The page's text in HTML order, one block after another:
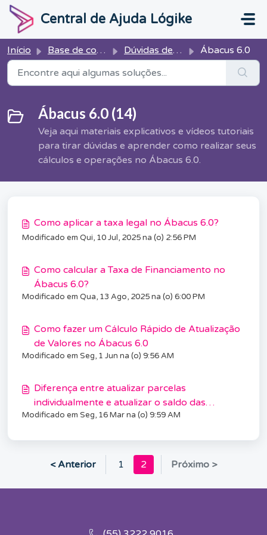
Ir para o conteúdo principal
Central de Ajuda Lógike
Início Base de conhecimento Dúvidas de Cálculo Ábacus 6.0
Ábacus 6.0 (14)
Veja aqui materiais explicativos e vídeos tutoriais
para tirar dúvidas e aprender como realizar seus
cálculos e operações no Ábacus 6.0.
Como aplicar a taxa legal no Ábacus 6.0?
Modificado em Qui, 10 Jul, 2025 na (o) 2:56 PM
Como calcular a Taxa de Financiamento no
Ábacus 6.0?
Modificado em Qua, 13 Ago, 2025 na (o) 6:00 PM
Como fazer um Cálculo Rápido de Atualização
de Valores no Ábacus 6.0
Modificado em Seg, 1 Jun na (o) 9:56 AM
Diferença entre atualizar parcelas
individualmente e atualizar o saldo das
parcelas
Modificado em Seg, 16 Mar na (o) 9:59 AM
< Anterior 1 2 Próximo >